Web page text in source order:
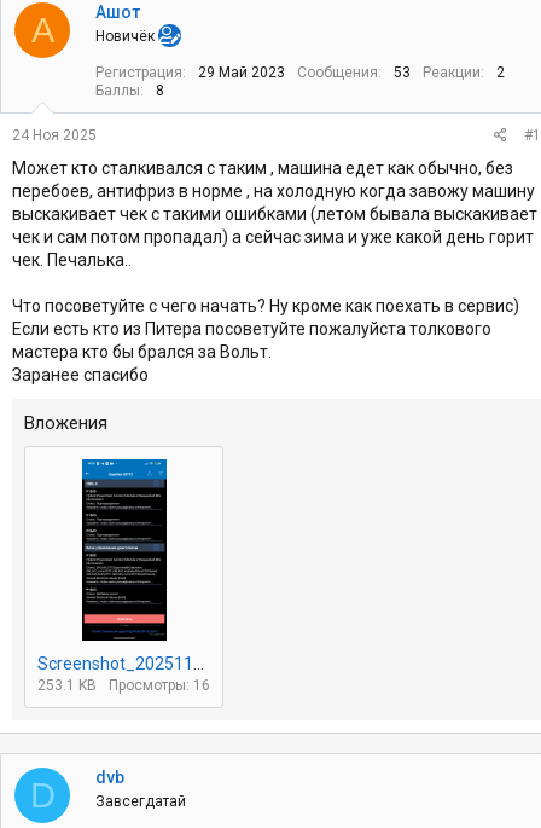
о
р
т
ы
а
н
ч
а
л
А Ашот
Новичёк
Регистрация 29 Май 2023 Сообщения 53 Реакции
2
Баллы
8
24 Ноя 2025 #1
Может кто сталкивался с таким , машина едет как обычно, без
перебоев, антифриз в норме , на холодную когда завожу машину
выскакивает чек с такими ошибками (летом бывала выскакивает
чек и сам потом пропадал) а сейчас зима и уже какой день горит
чек. Печалька..
Что посоветуйте с чего начать? Ну кроме как поехать в сервис)
Если есть кто из Питера посоветуйте пожалуйста толкового
мастера кто бы брался за Вольт.
Заранее спасибо
Вложения
253.1 KB Просмотры: 16
D dvb
Завсегдатай